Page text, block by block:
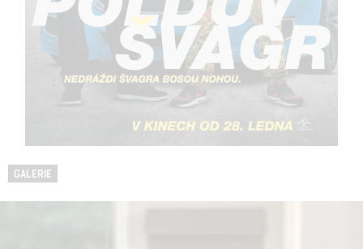
GALERIE